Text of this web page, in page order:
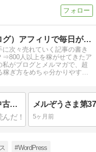
megablog（メガブログ）アフィリで毎日が給料日に！
次々売れていく記事の書き
⇒800人以上を稼がせてきたア
がブログとメルマガで、超
ぎ方をめちゃ分かりやすく
事故物件に住みますか？→マジで中古ドメインとか、やめなよ！
5ヶ月前
#WordPress